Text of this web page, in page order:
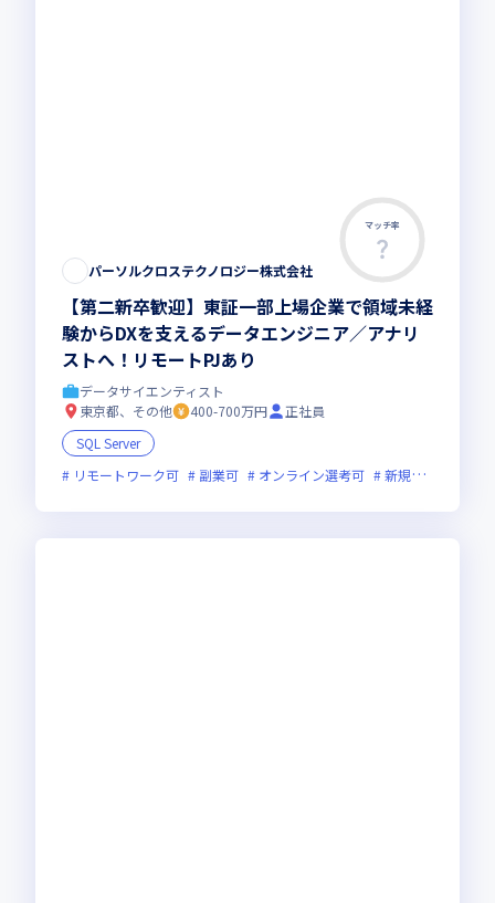
マッチ率
パーソルクロステクノロジー株式会社
【第二新卒歓迎】東証一部上場企業で領域未経
験からDXを支えるデータエンジニア／アナリ
ストへ！リモートPJあり
データサイエンティスト
東京都、その他
400-700万円
正社員
SQL Server
リモートワーク可
副業可 オンライン選考可 新規立ち上げ